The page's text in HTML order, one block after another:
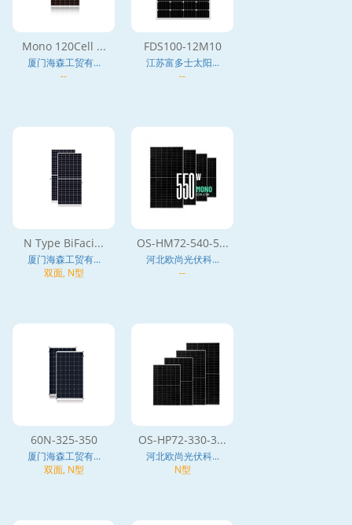
Mono 120Cell ...
厦门海森工贸有...
--
FDS100-12M10
江苏富多士太阳...
--
N Type BiFaci...
厦门海森工贸有...
双面, N型
OS-HM72-540-5...
河北欧尚光伏科...
--
60N-325-350
厦门海森工贸有...
双面, N型
OS-HP72-330-3...
河北欧尚光伏科...
N型